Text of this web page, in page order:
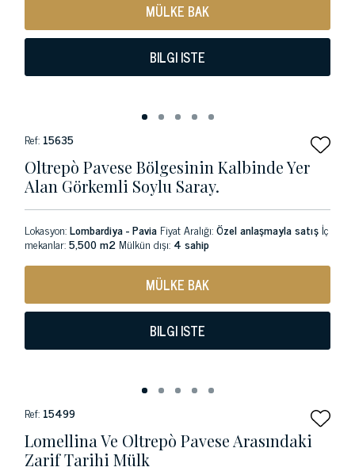
MÜLKE BAK
BILGI ISTE
Ref: 15635
Oltrepò Pavese Bölgesinin Kalbinde Yer
Alan Görkemli Soylu Saray.
Lokasyon:Lombardiya - Pavia Fiyat Aralığı:Özel anlaşmayla satış İç
mekanlar:5,500 m2 Mülkün dışı: 4 sahip
MÜLKE BAK
BILGI ISTE
Ref: 15499
Lomellina Ve Oltrepò Pavese Arasındaki
Zarif Tarihi Mülk